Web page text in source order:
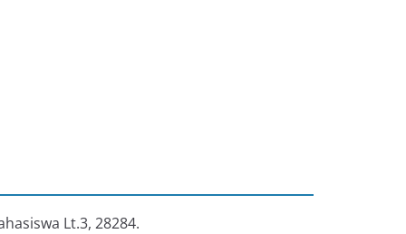
Lt.3, 28284.